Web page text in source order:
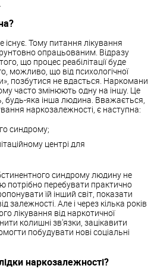
існує. Тому питання лікування
опрацьованим. Відразу
що процес реабілітації буде
можливо, що від психологічної
позбутися не вдасться. Наркомани
часто змінюють одну на іншу. Це
будь-яка інша людина. Вважається,
наркозалежності, є наступна:
синдрому;
центрі для
синдрому людину не
перебувати практично
їй інший світ, показати
залежності. Але і через кілька років
лікування від наркотичної
колишні зв'язки, зацікавити
побудувати нові соціальні
наркозалежності?